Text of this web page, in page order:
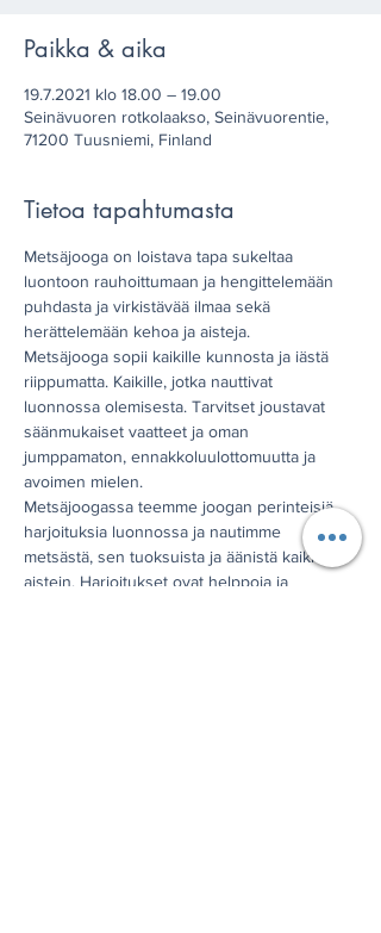
Paikka & aika
19.7.2021 klo 18.00 – 19.00
Seinävuoren rotkolaakso, Seinävuorentie,
71200 Tuusniemi, Finland
Tietoa tapahtumasta
Metsäjooga on loistava tapa sukeltaa
luontoon rauhoittumaan ja hengittelemään
puhdasta ja virkistävää ilmaa sekä
herättelemään kehoa ja aisteja.
Metsäjooga sopii kaikille kunnosta ja iästä
riippumatta. Kaikille, jotka nauttivat
luonnossa olemisesta. Tarvitset joustavat
säänmukaiset vaatteet ja oman
jumppamaton, ennakkoluulottomuutta ja
avoimen mielen.
Metsäjoogassa teemme joogan perinteisiä
harjoituksia luonnossa ja nautimme
metsästä, sen tuoksuista ja äänistä kaikin
aistein. Harjoitukset ovat helppoja ja